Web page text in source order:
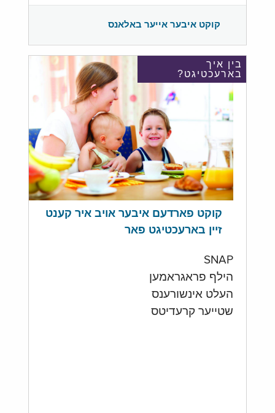
קוקט איבער אייער באלאנס
בין איך
בארעכטיגט?
קוקט פארדעם איבער אויב איר קענט
זיין בארעכטיגט פאר
SNAP
הילף פראגראמען
העלט אינשורענס
שטייער קרעדיטס